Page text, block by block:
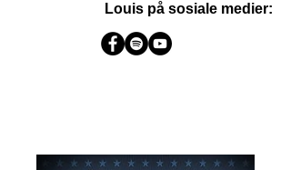
Louis på sosiale medier: